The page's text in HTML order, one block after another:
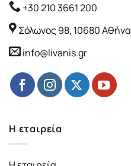
+30 210 3661 200
Σόλωνος 98, 10680 Αθήνα
info@livanis.gr
Η εταιρεία